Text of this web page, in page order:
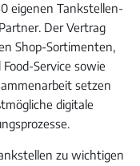
eigenen Tankstellen-
Der Vertrag
Shop-Sortimenten,
Service sowie
setzen
digitale
zu wichtigen